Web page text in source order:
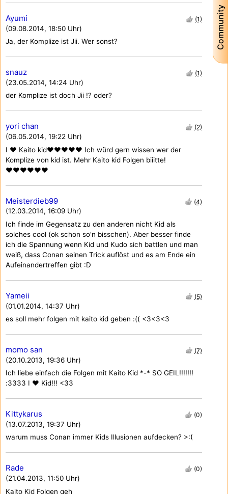
Community
Ayumi
(09.08.2014, 18:50 Uhr)
(1)
Ja, der Komplize ist Jii. Wer sonst?
snauz
(23.05.2014, 14:24 Uhr)
(1)
der Komplize ist doch Jii !? oder?
yori chan
(06.05.2014, 19:22 Uhr)
(2)
I ♥ Kaito kid♥♥♥♥♥ Ich würd gern wissen wer der
Komplize von kid ist. Mehr Kaito kid Folgen biiitte!
♥♥♥♥♥♥
Meisterdieb99
(12.03.2014, 16:09 Uhr)
(4)
Ich finde im Gegensatz zu den anderen nicht Kid als
solches cool (ok schon so'n bisschen). Aber besser finde
ich die Spannung wenn Kid und Kudo sich battlen und man
weiß, dass Conan seinen Trick auflöst und es am Ende ein
Aufeinandertreffen gibt :D
Yameii
(01.01.2014, 14:37 Uhr)
(5)
es soll mehr folgen mit kaito kid geben :(( <3<3<3
momo san
(20.10.2013, 19:36 Uhr)
(7)
Ich liebe einfach die Folgen mit Kaito Kid *-* SO GEIL!!!!!!!
:3333 I ♥ Kid!!! <33
Kittykarus
(13.07.2013, 19:37 Uhr)
(0)
warum muss Conan immer Kids Illusionen aufdecken? >:(
Rade
(21.04.2013, 11:50 Uhr)
(0)
Kaito Kid Folgen geh